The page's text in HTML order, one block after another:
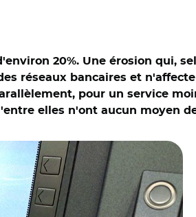
20%. Une érosion qui,
réseaux bancaires et
pour un service
elles n'ont aucun moyen